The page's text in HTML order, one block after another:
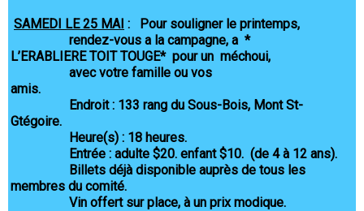
SAMEDI LE 25 MAI : Pour souligner le printemps,
rendez-vous a la campagne, a *
L’ERABLIERE TOIT TOUGE* pour un méchoui,
avec votre famille ou vos
amis.
Endroit : 133 rang du Sous-Bois, Mont St-
Gtégoire.
Heure(s) : 18 heures.
Entrée : adulte $20. enfant $10. (de 4 à 12 ans).
Billets déjà disponible auprès de tous les
membres du comité.
Vin offert sur place, à un prix modique.